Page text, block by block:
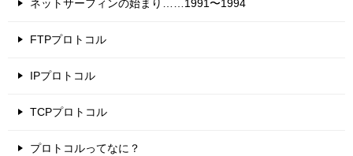
ネットサーフィンの始まり……1991〜1994
FTPプロトコル
IPプロトコル
TCPプロトコル
プロトコルってなに？